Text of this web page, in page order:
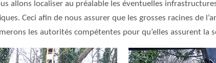
allons localiser au préalable les éventuelles
Ceci afin de nous assurer que les grosses racines de
les autorités compétentes pour qu’elles assurent la